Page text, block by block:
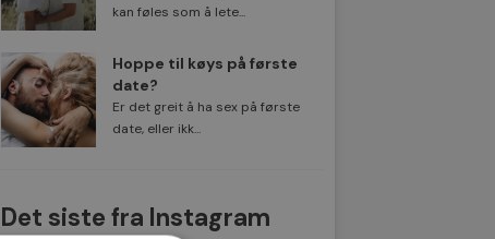
kan føles som å lete...
Hoppe til køys på første
date?
Er det greit å ha sex på første
date, eller ikk...
Det siste fra Instagram